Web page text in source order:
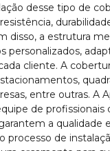
desse tipo de
disso, a estrutura
personalizados,
cliente. A
entre outras. A
de profissionais
a qualidade
processo de